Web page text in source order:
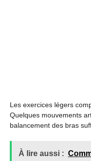
Les exercices légers
Quelques mouvements
balancement des bras
À lire aussi :